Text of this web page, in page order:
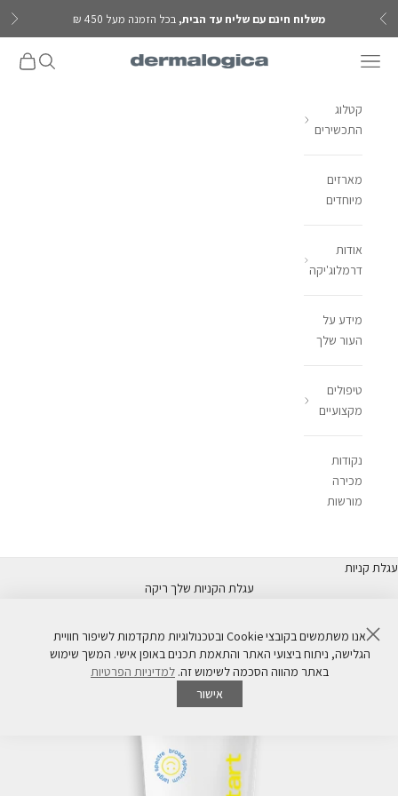
דילוג לתוכן
הקודם משלוח חינם עם שליח עד הבית, בכל הזמנה מעל 450 ₪
Dermalogica IL פתח תפריט ניווט פתח חיפוש
פתח
קטלוג
התכשירים
מארזים
מיוחדים
אודות
דרמלוג'יקה
מידע על
העור שלך
טיפולים
מקצועיים
נקודות
מכירה
מורשות
עגלת קניות
עגלת הקניות שלך ריקה
סגור
אנו משתמשים בקובצי Cookie ובטכנולוגיות מתקדמות לשיפור חוויית
הגלישה, ניתוח ביצועי האתר והתאמת תכנים באופן אישי. המשך שימוש
באתר מהווה הסכמה לשימוש זה. למדיניות הפרטיות
אישור